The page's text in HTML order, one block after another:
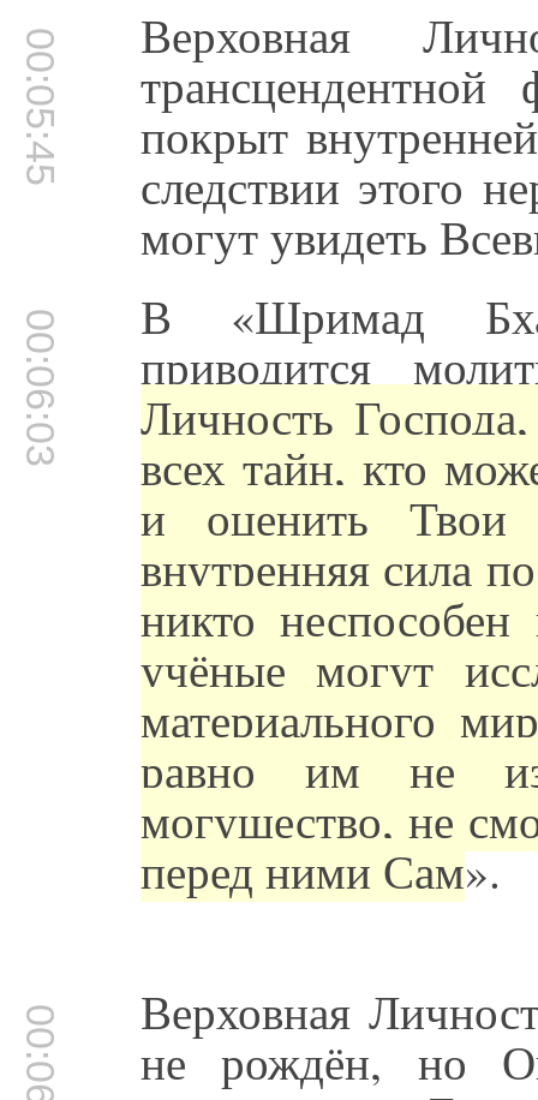
00:05:45 Верховная
покрыт
следствии этого
могут увидеть
00:06:03 В «Шримад
приводится
Личность
всех тайн, кто
и оценить
внутренняя сила
никто
учёные могут
материального
равно им не
могущество, не
перед ними Сам».
Верховная
не рождён, но